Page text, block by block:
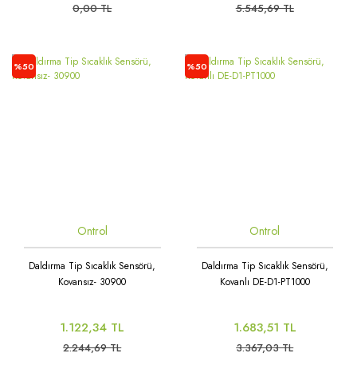
0,00 TL 5.545,69 TL
%50
Ontrol
Daldırma Tip Sıcaklık Sensörü,
Kovansız- 30900
1.122,34 TL
2.244,69 TL
%50
Ontrol
Daldırma Tip Sıcaklık Sensörü,
Kovanlı DE-D1-PT1000
1.683,51 TL
3.367,03 TL